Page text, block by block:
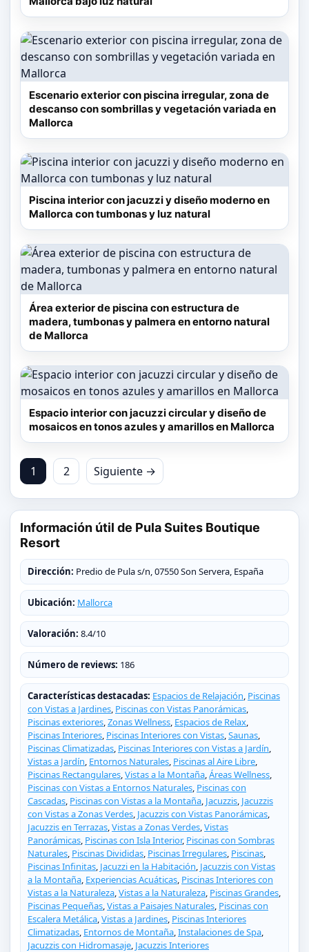
Escenario exterior con piscina irregular, zona de
descanso con sombrillas y vegetación variada en
Mallorca
Piscina interior con jacuzzi y diseño moderno en
Mallorca con tumbonas y luz natural
Área exterior de piscina con estructura de
madera, tumbonas y palmera en entorno natural
de Mallorca
Espacio interior con jacuzzi circular y diseño de
mosaicos en tonos azules y amarillos en Mallorca
1 2 Siguiente →
Información útil de Pula Suites Boutique
Resort
Dirección: Predio de Pula s/n, 07550 Son Servera, España
Ubicación: Mallorca
Valoración: 8.4/10
Número de reviews: 186
Características destacadas: Espacios de Relajación, Piscinas
con Vistas a Jardines, Piscinas con Vistas Panorámicas,
Piscinas exteriores,Zonas Wellness, Espacios de Relax,
Piscinas Interiores, Piscinas Interiores con Vistas,Saunas,
Piscinas Climatizadas, Piscinas Interiores con Vistas a Jardín,
Vistas a Jardín, Entornos Naturales, Piscinas al Aire Libre,
Piscinas Rectangulares,Vistas a la Montaña,Áreas Wellness,
Piscinas con Vistas a Entornos Naturales, Piscinas con
Cascadas, Piscinas con Vistas a la Montaña, Jacuzzis, Jacuzzis
con Vistas a Zonas Verdes, Jacuzzis con Vistas Panorámicas,
Jacuzzis en Terrazas,Vistas a Zonas Verdes,Vistas
Panorámicas, Piscinas con Isla Interior, Piscinas con Sombras
Naturales, Piscinas Divididas, Piscinas Irregulares, Piscinas,
Piscinas Infinitas, Jacuzzi en la Habitación, Jacuzzis con Vistas
a la Montaña, Experiencias Acuáticas, Piscinas Interiores con
Vistas a la Naturaleza,Vistas a la Naturaleza, Piscinas Grandes,
Piscinas Pequeñas,Vistas a Paisajes Naturales, Piscinas con
Escalera Metálica,Vistas a Jardines, Piscinas Interiores
Climatizadas, Entornos de Montaña,Instalaciones de Spa,
Jacuzzis con Hidromasaje, Jacuzzis Interiores